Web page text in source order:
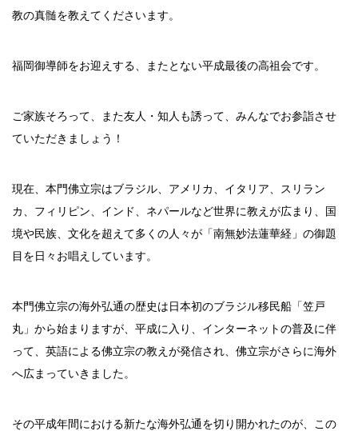
教の真髄を教えてくださいます。
福岡御導師をお迎えする、またとない平成最後の高祖会です。
ご家族そろって、また友人・知人も誘って、みんなでお参詣させ
ていただきましょう！
現在、本門佛立宗はブラジル、アメリカ、イタリア、スリラン
カ、フィリピン、インド、ネパールなど世界に教えが広まり、国
境や民族、文化を超えて多くの人々が「南無妙法蓮華経」の御題
目を日々お唱えしています。
本門佛立宗の海外弘通の歴史は日本初のブラジル移民船「笠戸
丸」から始まりますが、平成に入り、インターネットの普及に伴
って、英語による佛立宗の教えが発信され、佛立宗がさらに海外
へ広まっていきました。
その平成年間における新たな海外弘通を切り開かれたのが、この